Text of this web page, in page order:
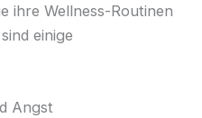
ihre Wellness-Routinen
einige
Angst